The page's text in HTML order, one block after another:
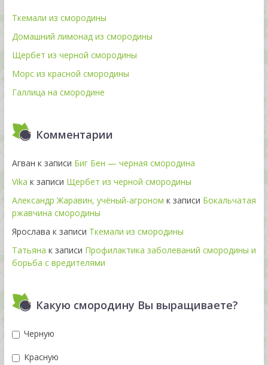
Ткемали из смородины
Домашний лимонад из смородины
Щербет из черной смородины
Морс из красной смородины
Галлица на смородине
Комментарии
Агван к записи Биг Бен — черная смородина
Vika к записи Щербет из черной смородины
Александр Жаравин, учёный-агроном к записи Бокальчатая
ржавчина смородины
Ярослава к записи Ткемали из смородины
Татьяна к записи Профилактика заболеваний смородины и
борьба с вредителями
Какую смородину Вы выращиваете?
Черную
Красную